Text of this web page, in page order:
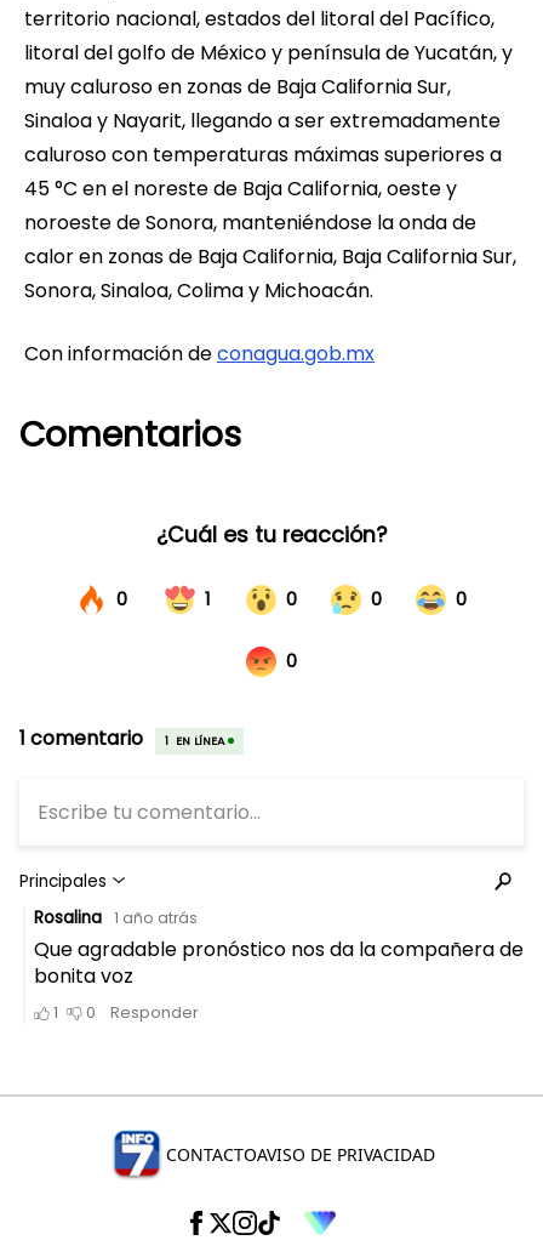
territorio nacional, estados del litoral del Pacífico,
litoral del golfo de México y península de Yucatán, y
muy caluroso en zonas de Baja California Sur,
Sinaloa y Nayarit, llegando a ser extremadamente
caluroso con temperaturas máximas superiores a
45 °C en el noreste de Baja California, oeste y
noroeste de Sonora, manteniéndose la onda de
calor en zonas de Baja California, Baja California Sur,
Sonora, Sinaloa, Colima y Michoacán.
Con información deconagua.gob.mx
Comentarios
CONTACTOAVISO DE PRIVACIDAD